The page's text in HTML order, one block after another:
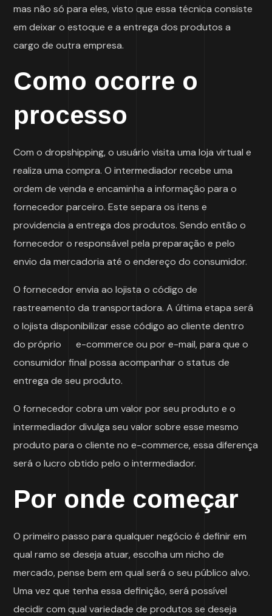
mas não só para eles, visto que essa técnica consiste
em deixar o estoque e a entrega dos produtos a
cargo de outra empresa.
Como ocorre o
processo
Com o dropshipping, o usuário visita uma loja virtual e
realiza uma compra. O intermediador recebe uma
ordem de venda e encaminha a informação para o
fornecedor parceiro. Este separa os itens e
providencia a entrega dos produtos. Sendo então o
fornecedor o responsável pela preparação e pelo
envio da mercadoria até o endereço do consumidor.
O fornecedor envia ao lojista o código de
rastreamento da transportadora. A última etapa será
o lojista disponibilizar esse código ao cliente dentro
do próprio e-commerce ou por e-mail, para que o
consumidor final possa acompanhar o status de
entrega de seu produto.
O fornecedor cobra um valor por seu produto e o
intermediador divulga seu valor sobre esse mesmo
produto para o cliente no e-commerce, essa diferença
será o lucro obtido pelo o intermediador.
Por onde começar
O primeiro passo para qualquer negócio é definir em
qual ramo se deseja atuar, escolha um nicho de
mercado, pense bem em qual será o seu público alvo.
Uma vez que tenha essa definição, será possível
decidir com qual variedade de produtos se deseja